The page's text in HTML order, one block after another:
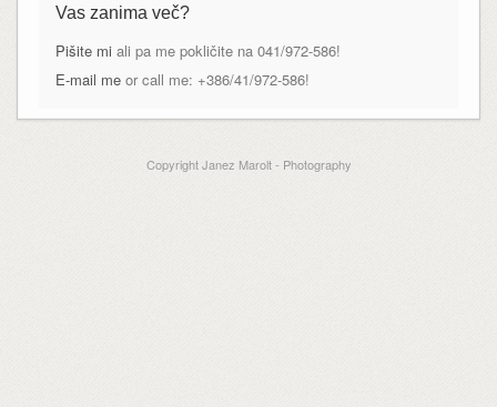
Vas zanima več?
Pišite mi ali pa me pokličite na 041/972-586!
E-mail meor call me: +386/41/972-586!
Copyright Janez Marolt - Photography